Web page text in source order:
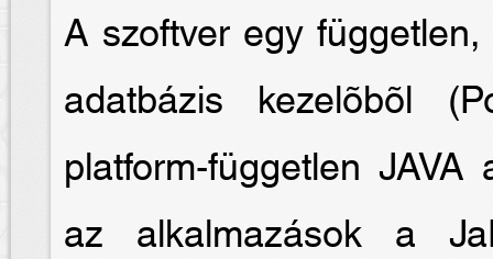
A szoftver egy
adatbázis kezelõbõl
platform-független
az alkalmazások a